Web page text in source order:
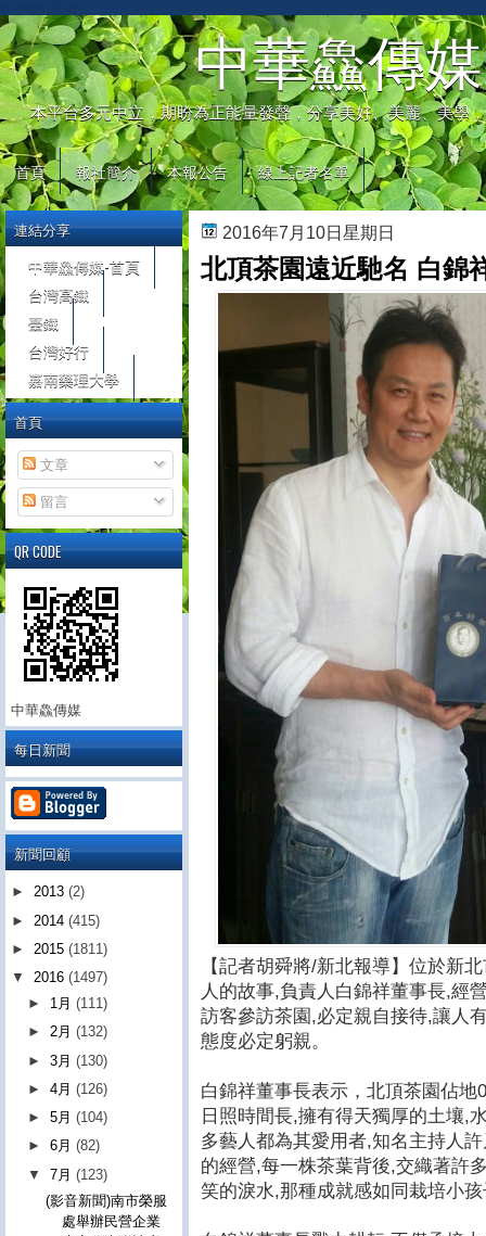
中華鱻傳媒
本平台多元中立，期盼為正能量發聲，分享美好、美麗、美學
首頁 報社簡介 本報公告 線上記者名單
2016年7月10日星期日
北頂茶園遠近馳名 白錦
【記者胡舜將/新北報導】位於新
人的故事,負責人白錦祥董事長,經
訪客參訪茶園,必定親自接待,讓人
態度必定躬親。
白錦祥董事長表示，北頂茶園佔
日照時間長,擁有得天獨厚的土壤,
多藝人都為其愛用者,知名主持人
的經營,每一株茶葉背後,交織著許
笑的淚水,那種成就感如同栽培小
連結分享
中華鱻傳媒-首頁
台灣高鐵
臺鐵
台灣好行
嘉南藥理大學
首頁
文章
留言
QR CODE
中華鱻傳媒
每日新聞
新聞回顧
► 2013 (2)
► 2014 (415)
► 2015 (1811)
▼ 2016 (1497)
► 1月(111)
►2月(132)
►3月(130)
►4月(126)
►5月(104)
►6月(82)
▼7月(123)
(影音新聞)南市榮服
處舉辦民營企業